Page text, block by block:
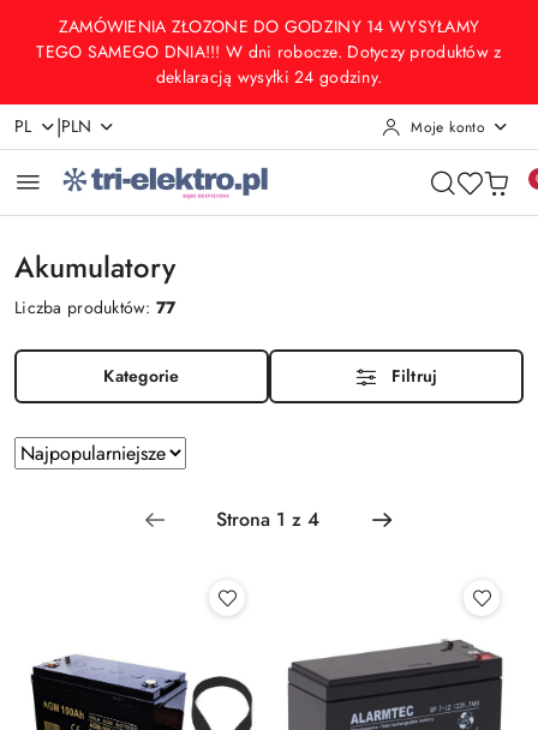
Przejdź do treści głównej
Przejdź do wyszukiwarki
Przejdź do moje konto
Przejdź do menu głównego
Przejdź do stopki
ZAMÓWIENIA ZŁOZONE DO GODZINY 14 WYSYŁAMY
TEGO SAMEGO DNIA!!! W dni robocze. Dotyczy produktów z
deklaracją wysyłki 24 godziny.
PL |PLN Moje konto
Akumulatory
Liczba produktów:77
Kategorie Filtruj
Zastosowano
sortowanie:
Najpopularniejsze.
Sortuj
według